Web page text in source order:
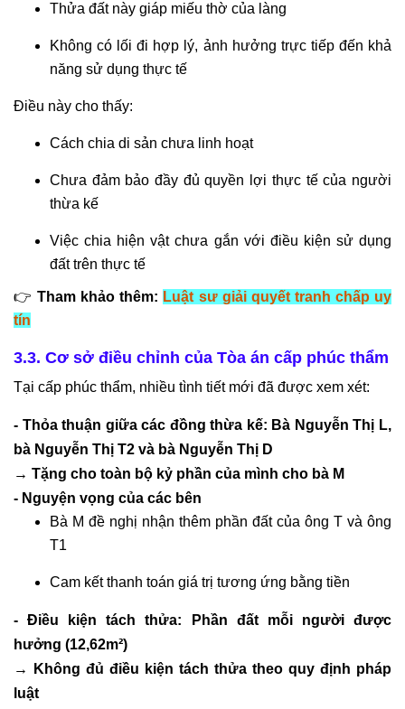
Thửa đất này giáp miếu thờ của làng
Không có lối đi hợp lý, ảnh hưởng trực tiếp đến khả
năng sử dụng thực tế
Điều này cho thấy:
Cách chia di sản chưa linh hoạt
Chưa đảm bảo đầy đủ quyền lợi thực tế của người
thừa kế
Việc chia hiện vật chưa gắn với điều kiện sử dụng
đất trên thực tế
👉 Tham khảo thêm: Luật sư giải quyết tranh chấp uy
tín
3.3. Cơ sở điều chỉnh của Tòa án cấp phúc thẩm
Tại cấp phúc thẩm, nhiều tình tiết mới đã được xem xét:
- Thỏa thuận giữa các đồng thừa kế: Bà Nguyễn Thị L,
bà Nguyễn Thị T2 và bà Nguyễn Thị D
→ Tặng cho toàn bộ kỷ phần của mình cho bà M
- Nguyện vọng của các bên
Bà M đề nghị nhận thêm phần đất của ông T và ông
T1
Cam kết thanh toán giá trị tương ứng bằng tiền
- Điều kiện tách thửa: Phần đất mỗi người được
hưởng (12,62m²)
→ Không đủ điều kiện tách thửa theo quy định pháp
luật